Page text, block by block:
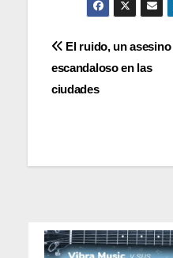
de
El ruido, un asesino
escandaloso en las
ciudades